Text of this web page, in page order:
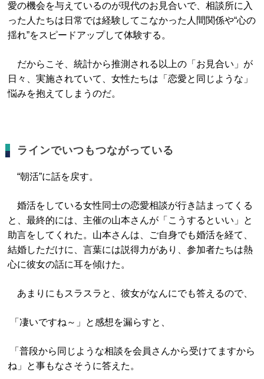
愛の機会を与えているのが現代のお見合いで、相談所に入
った人たちは日常では経験してこなかった人間関係や“心の
揺れ”をスピードアップして体験する。
だからこそ、統計から推測される以上の「お見合い」が
日々、実施されていて、女性たちは「恋愛と同じような」
悩みを抱えてしまうのだ。
ラインでいつもつながっている
“朝活”に話を戻す。
婚活をしている女性同士の恋愛相談が行き詰まってくる
と、最終的には、主催の山本さんが「こうするといい」と
助言をしてくれた。山本さんは、ご自身でも婚活を経て、
結婚しただけに、言葉には説得力があり、参加者たちは熱
心に彼女の話に耳を傾けた。
あまりにもスラスラと、彼女がなんにでも答えるので、
「凄いですね～」と感想を漏らすと、
「普段から同じような相談を会員さんから受けてますから
ね」と事もなさそうに答えた。